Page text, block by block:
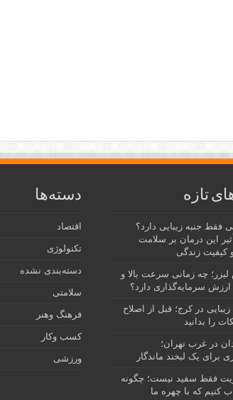
تازه
فقط جنبه زیبایی دارد؟
این درمان بر سلامت
کیفیت زندگی
چه زمانی سرعت بالا و
ارزش سرمایه‌گذاری دارد؟
در کرج؛ قبل از اصلاح
را بدانید
در غرب تهران؛
برای یک لبخند ماندگار
فقط سفید نیست؛ چگونه
کنیم که با چهره ما
دسته‌ها
اقتصاد
تکنولوژی
دسته‌بندی نشده
سلامتی
فرهنگ وهنر
کسب وکار
ورزشی